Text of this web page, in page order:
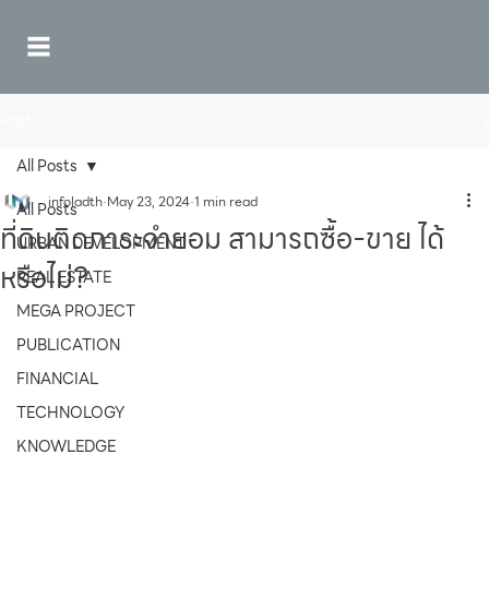
All Posts
URBAN DEVELOPMENT
REAL ESTATE
MEGA PROJECT
PUBLICATION
FINANCIAL
TECHNOLOGY
KNOWLEDGE
All Posts
ที่ดินติดภาระจำยอม สามารถซื้อ-ขาย ได้
หรือไม่?
infoladth May 23, 2024 1 min read